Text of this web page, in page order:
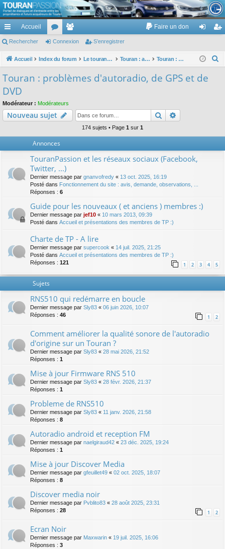
TouranPassion
Le forum des propriétaires ou futurs acquéreurs du Volkswagen Touran
cc
ès
pi
de
Accueil
or
u
e
m
Faire un don
ne nr
Rechercher Connexion S’enregistrer
Accueil Index du forum Le touran dans ses versions I (V1 V2 V3) et II ... Touran : autoradios et GPS Touran : problèmes d'autoradio, de GPS et de DVD
h
Touran : problèmes d'autoradio, de GPS et de
DVD
Modérateur : Modérateurs
Nouveau sujet Rechercher
174 sujets • Page 1 sur 1
Annonces
TouranPassion et les réseaux sociaux (Facebook,
Twitter, ...)
Dernier message par gnanvofredy « 13 oct. 2025, 16:19
Posté dans Fonctionnement du site : avis, demande, observations, ...
Réponses : 6
Guide pour les nouveaux ( et anciens ) membres :)
Dernier message par jef10 « 10 mars 2013, 09:39
Posté dans Accueil et présentations des membres de TP :)
Charte de TP - A lire
Dernier message par supercook « 14 juil. 2025, 21:25
Posté dans Accueil et présentations des membres de TP :)
Réponses : 121 1 2 3 4 5
Sujets
RNS510 qui redémarre en boucle
Dernier message par Sly83 « 06 juin 2026, 10:07
Réponses : 46 1 2
Comment améliorer la qualité sonore de l'autoradio
d'origine sur un Touran ?
Dernier message par Sly83 « 28 mai 2026, 21:52
Réponses : 1
Mise à jour Firmware RNS 510
Dernier message par Sly83 « 28 févr. 2026, 21:37
Réponses : 1
Probleme de RNS510
Dernier message par Sly83 « 11 janv. 2026, 21:58
Réponses : 8
Autoradio android et reception FM
Dernier message par naelgiraud42 « 23 déc. 2025, 19:24
Réponses : 1
Mise à jour Discover Media
Dernier message par gfeuillet49 « 02 oct. 2025, 18:07
Réponses : 8
Discover media noir
Dernier message par Pvblito83 « 28 août 2025, 23:31
Réponses : 28 1 2
Ecran Noir
Dernier message par Maxwarin « 19 juil. 2025, 16:06
Réponses : 3